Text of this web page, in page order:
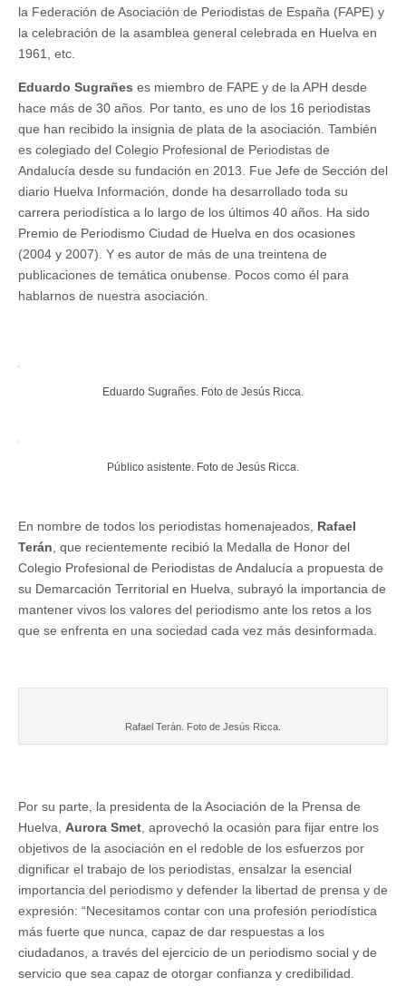
la Federación de Asociación de Periodistas de España (FAPE) y
la celebración de la asamblea general celebrada en Huelva en
1961, etc.
Eduardo Sugrañes es miembro de FAPE y de la APH desde
hace más de 30 años. Por tanto, es uno de los 16 periodistas
que han recibido la insignia de plata de la asociación. También
es colegiado del Colegio Profesional de Periodistas de
Andalucía desde su fundación en 2013. Fue Jefe de Sección del
diario Huelva Información, donde ha desarrollado toda su
carrera periodística a lo largo de los últimos 40 años. Ha sido
Premio de Periodismo Ciudad de Huelva en dos ocasiones
(2004 y 2007). Y es autor de más de una treintena de
publicaciones de temática onubense. Pocos como él para
hablarnos de nuestra asociación.
Eduardo Sugrañes. Foto de Jesús Ricca.
Público asistente. Foto de Jesús Ricca.
En nombre de todos los periodistas homenajeados, Rafael
Terán, que recientemente recibió la Medalla de Honor del
Colegio Profesional de Periodistas de Andalucía a propuesta de
su Demarcación Territorial en Huelva, subrayó la importancia de
mantener vivos los valores del periodismo ante los retos a los
que se enfrenta en una sociedad cada vez más desinformada.
Rafael Terán. Foto de Jesús Ricca.
Por su parte, la presidenta de la Asociación de la Prensa de
Huelva, Aurora Smet, aprovechó la ocasión para fijar entre los
objetivos de la asociación en el redoble de los esfuerzos por
dignificar el trabajo de los periodistas, ensalzar la esencial
importancia del periodismo y defender la libertad de prensa y de
expresión: “Necesitamos contar con una profesión periodística
más fuerte que nunca, capaz de dar respuestas a los
ciudadanos, a través del ejercicio de un periodismo social y de
servicio que sea capaz de otorgar confianza y credibilidad.